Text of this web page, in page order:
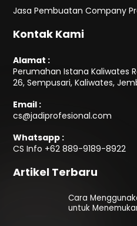
Jasa Pembuatan Company
Kontak Kami
Alamat :
Perumahan Istana Kaliwates
26, Sempusari, Kaliwates,
Email :
cs@jadiprofesional.com
Whatsapp :
CS Info +62 889-9189-8922
Artikel Terbaru
Cara
untuk